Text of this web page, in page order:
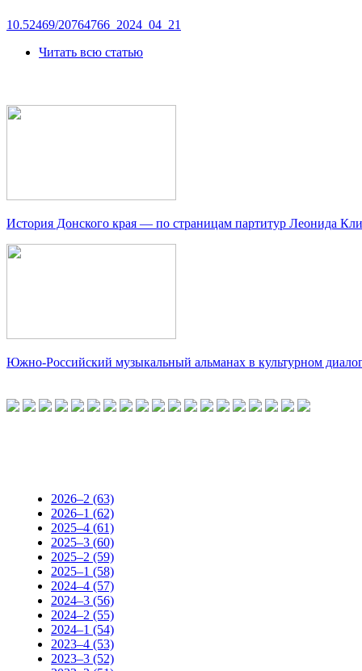
10.52469/20764766_2024_04_21
Читать всю статью
История Донского края — по страницам партитур Леонида
Южно-Российский музыкальный альманах в культурном
2026–2 (63)
2026–1 (62)
2025–4 (61)
2025–3 (60)
2025–2 (59)
2025–1 (58)
2024–4 (57)
2024–3 (56)
2024–2 (55)
2024–1 (54)
2023–4 (53)
2023–3 (52)